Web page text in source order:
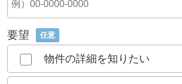
要望 任意
物件の詳細を知りたい